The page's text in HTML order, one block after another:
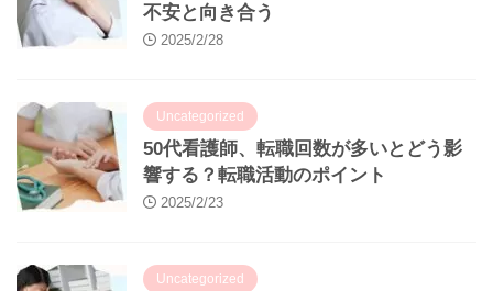
不安と向き合う
2025/2/28
Uncategorized
50代看護師、転職回数が多いとどう影
響する？転職活動のポイント
2025/2/23
Uncategorized